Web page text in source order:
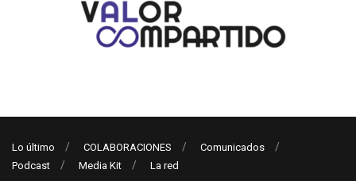
Lo último COLABORACIONES
Comunicados
Podcast
Media Kit La red